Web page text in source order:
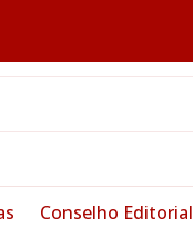
Conselho Editorial